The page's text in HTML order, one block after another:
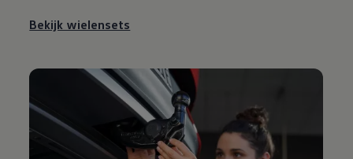
Bekijk wielensets